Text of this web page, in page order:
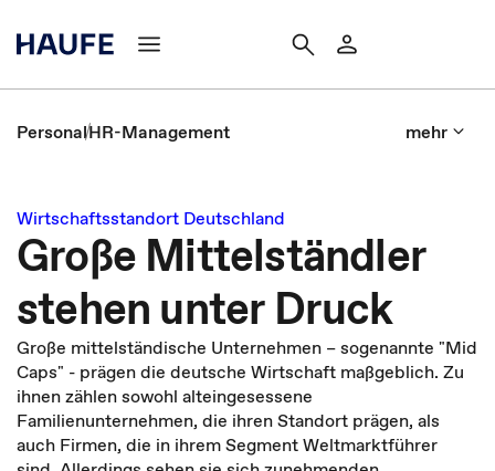
PersonalHR-Management mehr
Wirtschaftsstandort Deutschland
Große Mittelständler
stehen unter Druck
Große mittelständische Unternehmen – sogenannte "Mid
Caps" - prägen die deutsche Wirtschaft maßgeblich. Zu
ihnen zählen sowohl alteingesessene
Familienunternehmen, die ihren Standort prägen, als
auch Firmen, die in ihrem Segment Weltmarktführer